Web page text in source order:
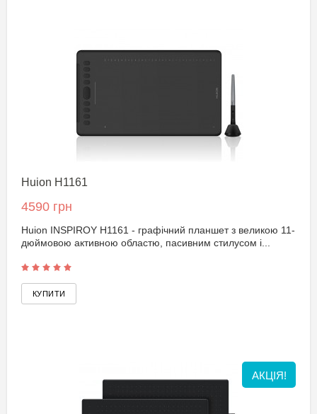
Huion H1161
4590 грн
Huion INSPIROY H1161 - графічний планшет з великою 11-
дюймовою активною областю, пасивним стилусом і...
АКЦІЯ!